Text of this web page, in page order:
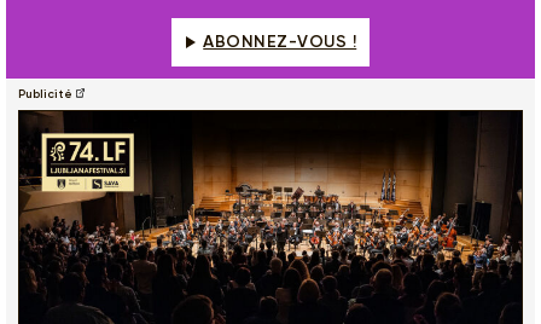
ABONNEZ-VOUS !
Publicité